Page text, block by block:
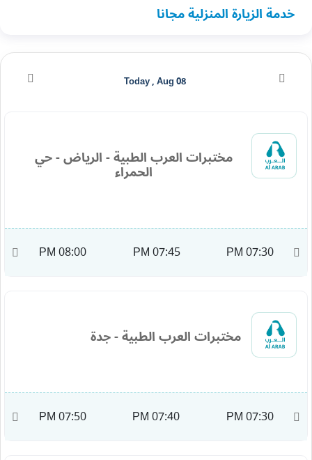
خدمة الزيارة المنزلية مجانا
مختبرات العرب الطبية - الرياض - حي
الحمراء
07:30 PM
07:45 PM
08:00 PM
مختبرات العرب الطبية - جدة
07:30 PM
07:40 PM
07:50 PM